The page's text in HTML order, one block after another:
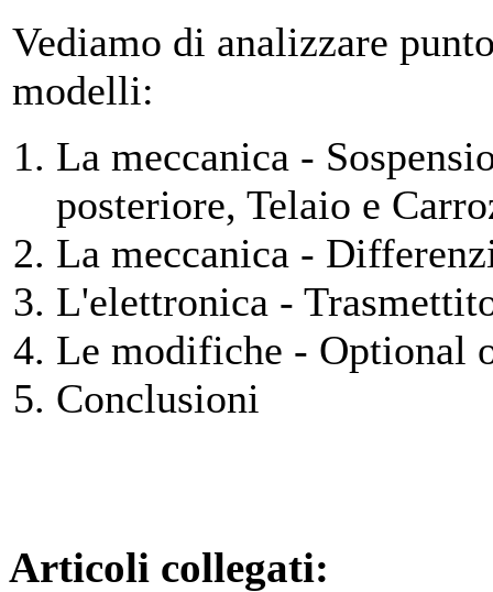
Vediamo di analizzare
modelli:
La meccanica -
posteriore, Telaio e
La meccanica -
L'elettronica -
Le modifiche - Optional
Conclusioni
Articoli collegati: